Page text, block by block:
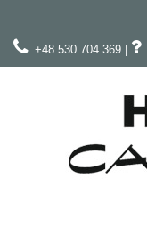
+48 530 704 369